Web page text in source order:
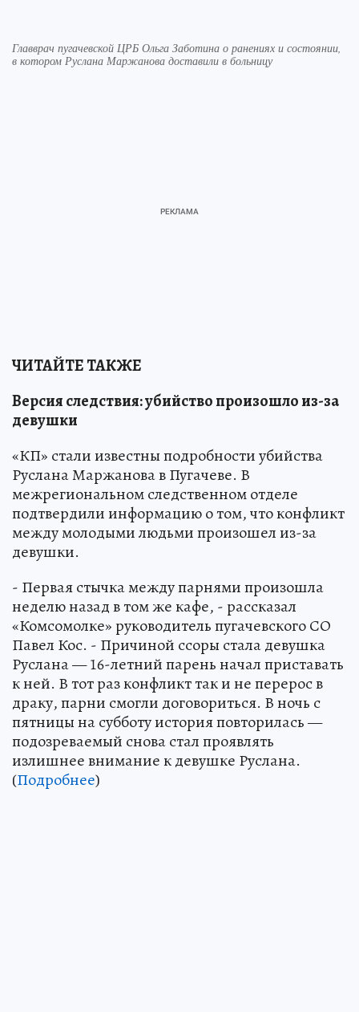
Главврач пугачевской ЦРБ Ольга Заботина о ранениях и состоянии,
в котором Руслана Маржанова доставили в больницу
ЧИТАЙТЕ ТАКЖЕ
Версия следствия: убийство произошло из-за
девушки
«КП» стали известны подробности убийства
Руслана Маржанова в Пугачеве. В
межрегиональном следственном отделе
подтвердили информацию о том, что конфликт
между молодыми людьми произошел из-за
девушки.
- Первая стычка между парнями произошла
неделю назад в том же кафе, - рассказал
«Комсомолке» руководитель пугачевского СО
Павел Кос. - Причиной ссоры стала девушка
Руслана — 16-летний парень начал приставать
к ней. В тот раз конфликт так и не перерос в
драку, парни смогли договориться. В ночь с
пятницы на субботу история повторилась —
подозреваемый снова стал проявлять
излишнее внимание к девушке Руслана.
(Подробнее)